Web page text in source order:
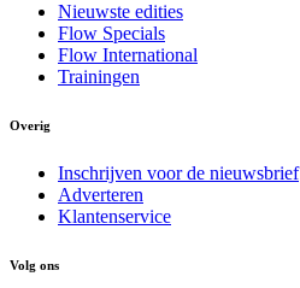
Nieuwste edities
Flow Specials
Flow International
Trainingen
Overig
Inschrijven voor de nieuwsbrief
Adverteren
Klantenservice
Volg ons